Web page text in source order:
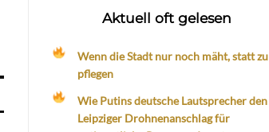
Aktuell oft gelesen
Wenn die Stadt nur noch mäht, statt zu
pflegen
Wie Putins deutsche Lautsprecher den
Leipziger Drohnenanschlag für